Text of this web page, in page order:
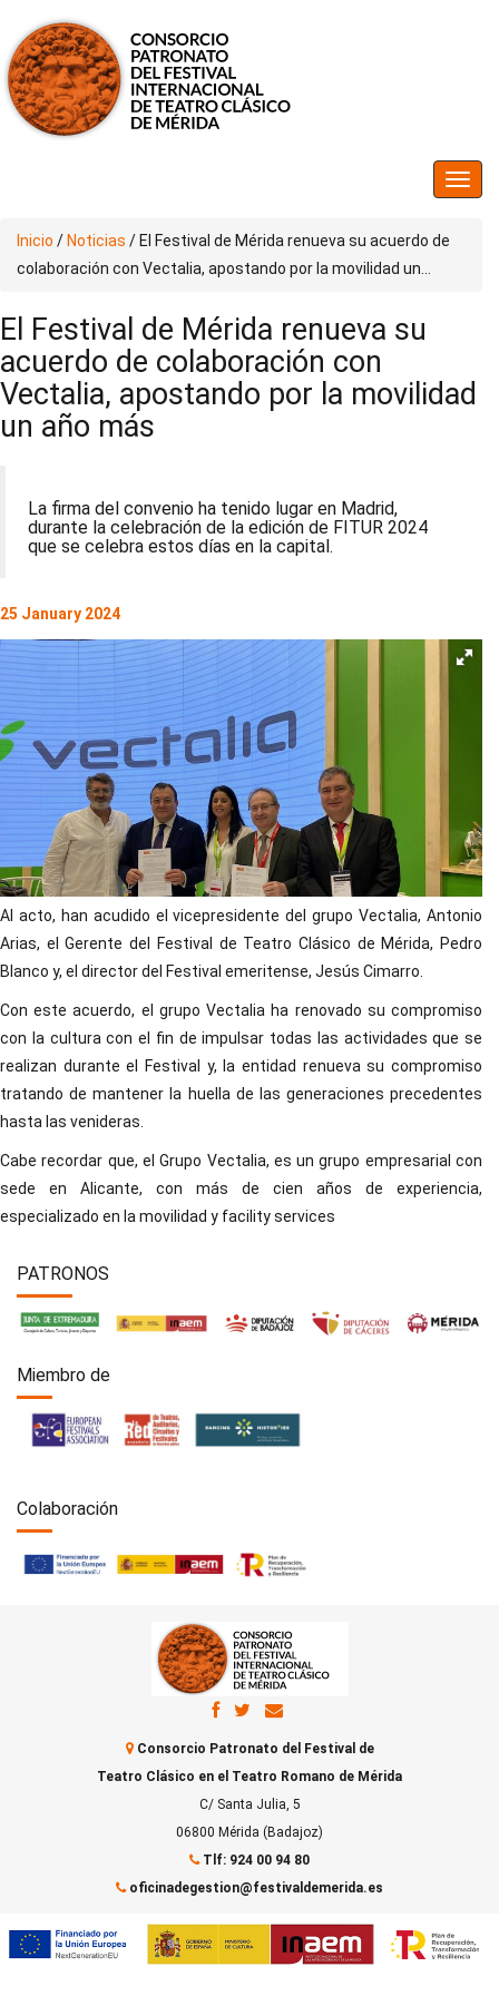
Inicio / Noticias / El Festival de Mérida renueva su acuerdo de
colaboración con Vectalia, apostando por la movilidad un...
El Festival de Mérida renueva su
acuerdo de colaboración con
Vectalia, apostando por la movilidad
un año más
La firma del convenio ha tenido lugar en Madrid,
durante la celebración de la edición de FITUR 2024
que se celebra estos días en la capital.
25 January 2024
Al acto, han acudido el vicepresidente del grupo Vectalia, Antonio
Arias, el Gerente del Festival de Teatro Clásico de Mérida, Pedro
Blanco y, el director del Festival emeritense, Jesús Cimarro.
Con este acuerdo, el grupo Vectalia ha renovado su compromiso
con la cultura con el fin de impulsar todas las actividades que se
realizan durante el Festival y, la entidad renueva su compromiso
tratando de mantener la huella de las generaciones precedentes
hasta las venideras.
Cabe recordar que, el Grupo Vectalia, es un grupo empresarial con
sede en Alicante, con más de cien años de experiencia,
especializado en la movilidad y facility services
PATRONOS
Miembro de
Colaboración
Consorcio Patronato del Festival de
Teatro Clásico en el Teatro Romano de Mérida
C/ Santa Julia, 5
06800 Mérida (Badajoz)
Tlf: 924 00 94 80
oficinadegestion@festivaldemerida.es